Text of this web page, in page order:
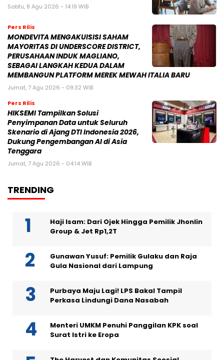
Sabtu, 8 Agu 2026 - 14:19 WIB
Pers Rilis
MONDEVITA MENGAKUISISI SAHAM
MAYORITAS DI UNDERSCORE DISTRICT,
PERUSAHAAN INDUK MAGLIANO,
SEBAGAI LANGKAH KEDUA DALAM
MEMBANGUN PLATFORM MEREK MEWAH ITALIA BARU
Jumat, 7 Agu 2026 - 09:32 WIB
Pers Rilis
HIKSEMI Tampilkan Solusi
Penyimpanan Data untuk Seluruh
Skenario di Ajang DTI Indonesia 2026,
Dukung Pengembangan AI di Asia
Tenggara
Jumat, 7 Agu 2026 - 04:14 WIB
TRENDING
Haji Isam: Dari Ojek Hingga Pemilik Jhonlin
Group & Jet Rp1,2T
Gunawan Yusuf: Pemilik Gulaku dan Raja
Gula Nasional dari Lampung
Purbaya Maju Lagi! LPS Bakal Tampil
Perkasa Lindungi Dana Nasabah
Menteri UMKM Penuhi Panggilan KPK soal
Surat Istri ke Eropa